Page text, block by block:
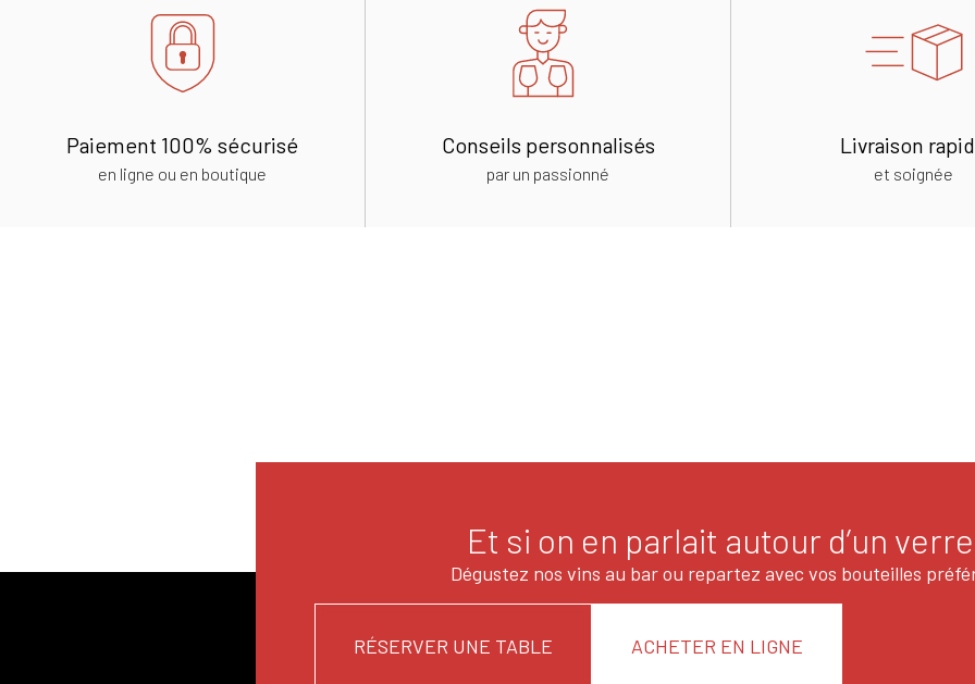
Paiement 100% sécurisé
en ligne ou en boutique
Conseils personnalisés
par un passionné
Livraison
et soignée
Et si on en parlait autour d’un
Dégustez nos vins au bar ou repartez avec vos bouteilles
RÉSERVER UNE TABLE ACHETER EN LIGNE